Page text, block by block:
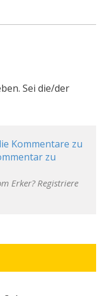
Sei die/der
Kommentare zu
zu
Erker? Registriere